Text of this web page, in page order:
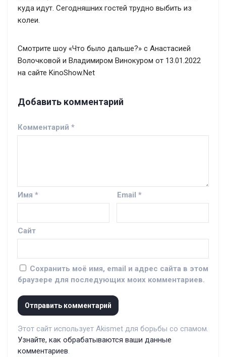
куда идут. Сегодняшних гостей трудно выбить из
колеи.
Смотрите шоу «Что было дальше?» с Анастасией
Волочковой и Владимиром Винокуром от 13.01.2022
на сайте KinoShow.Net
Добавить комментарий
Комментарий *
Имя * Email *
Сайт
Сохранить моё имя, email и адрес сайта в этом
браузере для последующих моих комментариев.
Этот сайт использует Akismet для борьбы со спамом.
Узнайте, как обрабатываются ваши данные
комментариев.